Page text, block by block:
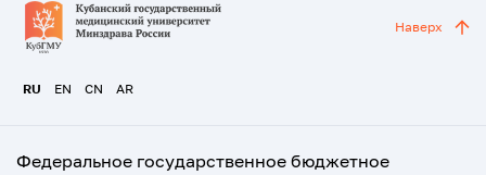
RU EN CN AR
Наверх
Федеральное государственное бюджетное